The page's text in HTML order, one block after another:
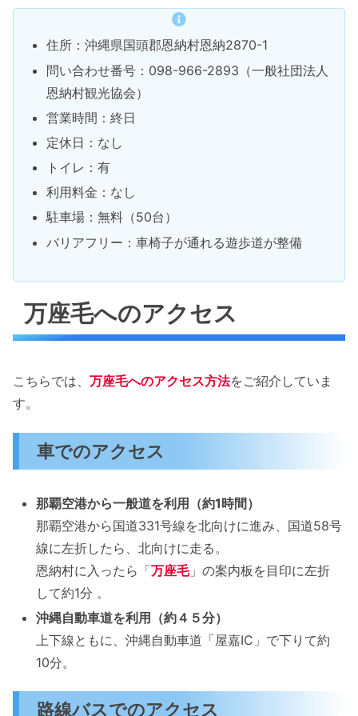
住所：沖縄県国頭郡恩納村恩納2870-1
問い合わせ番号：098-966-2893（一般社団法人
恩納村観光協会）
営業時間：終日
定休日：なし
トイレ：有
利用料金：なし
駐車場：無料（50台）
バリアフリー：車椅子が通れる遊歩道が整備
万座毛へのアクセス
こちらでは、 万座毛へのアクセス方法をご紹介していま
す。
車でのアクセス
那覇空港から一般道を利用（約1時間）
那覇空港から国道331号線を北向けに進み、国道58号
線に左折したら、北向けに走る。
恩納村に入ったら「万座毛」の案内板を目印に左折
して約1分 。
沖縄自動車道を利用（約４５分）
上下線ともに、沖縄自動車道「屋嘉IC」で下りて約
10分。
路線バスでのアクセス